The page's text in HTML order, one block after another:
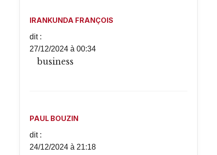
IRANKUNDA FRANÇOIS
dit :
27/12/2024 à 00:34
business
PAUL BOUZIN
dit :
24/12/2024 à 21:18